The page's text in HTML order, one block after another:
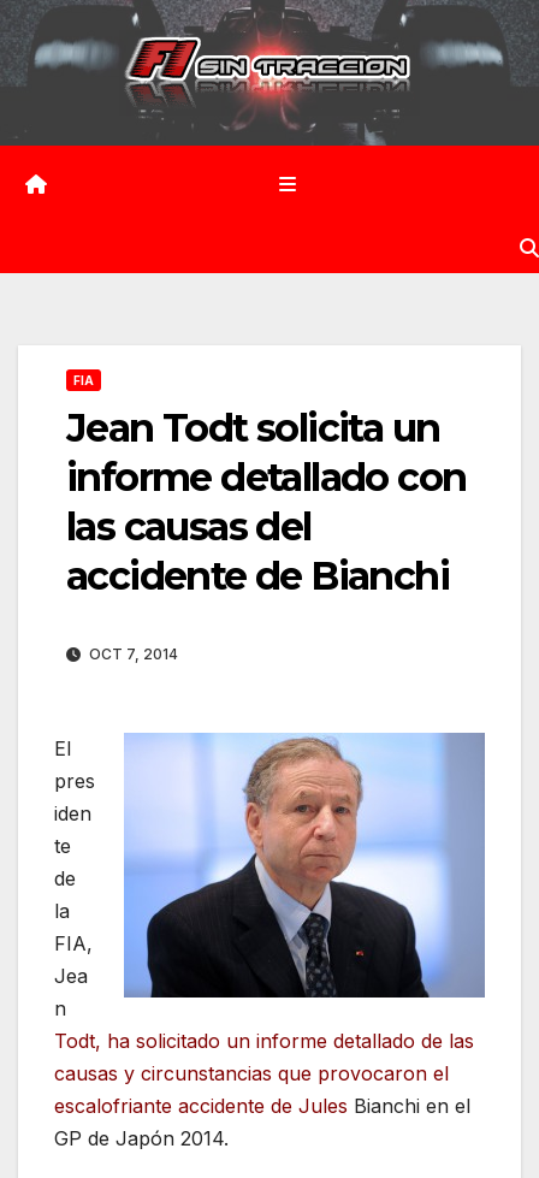
Saltar
contenido
FIA
Jean Todt solicita un
informe detallado con
las causas del
accidente de Bianchi
OCT 7, 2014
El
pres
iden
te
de
la
FIA,
Jea
n
Todt, ha solicitado un informe detallado de las
causas y circunstancias que provocaron el
escalofriante accidente de Jules Bianchi en el
GP de Japón 2014.